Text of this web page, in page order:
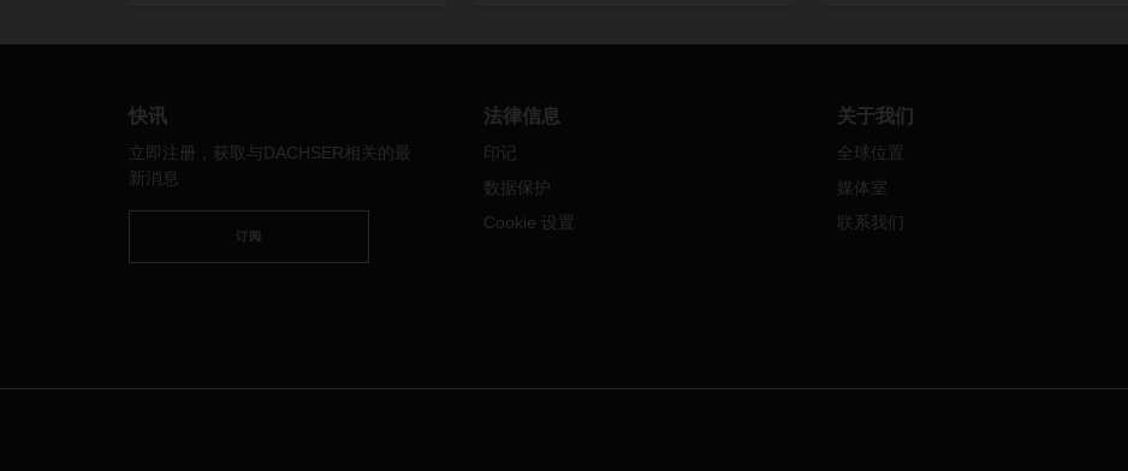
时间的延长，主要影响了欧洲往返亚
兰卡（IPBC）和中东的贸易。
快讯
立即注册，获取与DACHSER相关的最
新消息
订阅
法律信息
印记
数据保护
Cookie 设置
关于我们
全球位置
媒体室
联系我们